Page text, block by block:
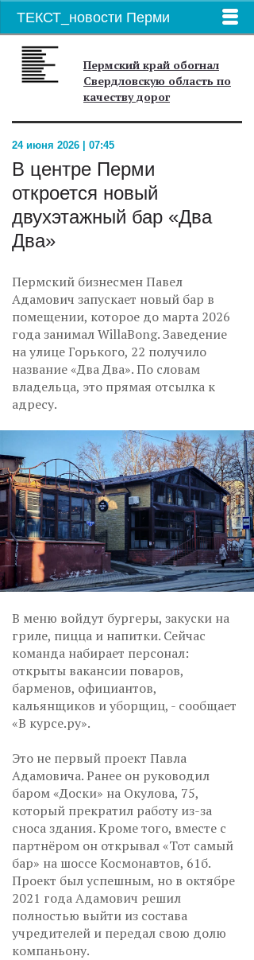
ТЕКСТ_новости Перми
Пермский край обогнал
Свердловскую область по
качеству дорог
24 июня 2026 | 07:45
В центре Перми
откроется новый
двухэтажный бар «Два
Два»
Пермский бизнесмен Павел
Адамович запускает новый бар в
помещении, которое до марта 2026
года занимал WillaBong. Заведение
на улице Горького, 22 получило
название «Два Два». По словам
владельца, это прямая отсылка к
адресу.
В меню войдут бургеры, закуски на
гриле, пицца и напитки. Сейчас
команда набирает персонал:
открыты вакансии поваров,
барменов, официантов,
кальянщиков и уборщиц, - сообщает
«В курсе.ру».
Это не первый проект Павла
Адамовича. Ранее он руководил
баром «Доски» на Окулова, 75,
который прекратил работу из-за
сноса здания. Кроме того, вместе с
партнёром он открывал «Тот самый
бар» на шоссе Космонавтов, 61б.
Проект был успешным, но в октябре
2021 года Адамович решил
полностью выйти из состава
учредителей и передал свою долю
компаньону.